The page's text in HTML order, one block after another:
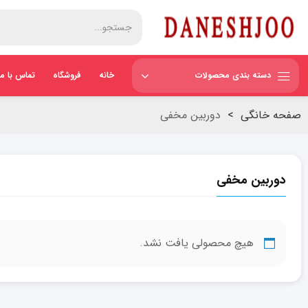
دسته بندی محصولات خانه فروشگاه تماس با
صفحه خانگی > دوربین مخفی
دوربین مخفی
هیچ محصولی یافت نشد.